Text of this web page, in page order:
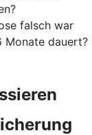
falsch war
Monate dauert?